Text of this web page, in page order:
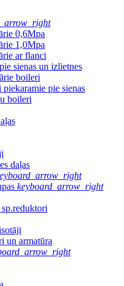
0,6Mpa
1,0Mpa
ar flanci
sienas un izlietnes
boileri
pie sienas
boileri
daļas
keyboard_arrow_right
un armatūra